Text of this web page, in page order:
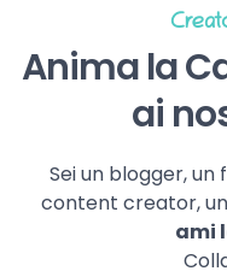
Anima la
ai
Sei un blogger,
content creator,
ami